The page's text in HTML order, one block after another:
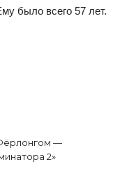
было всего 57 лет.
—
2»